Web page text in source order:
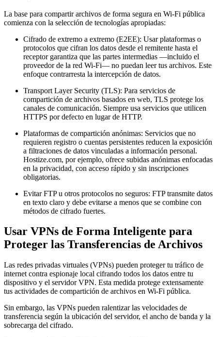
La base para compartir archivos de forma segura en Wi-Fi pública
comienza con la selección de tecnologías apropiadas:
Cifrado de extremo a extremo (E2EE): Usar plataformas o
protocolos que cifran los datos desde el remitente hasta el
receptor garantiza que las partes intermedias —incluido el
proveedor de la red Wi-Fi— no puedan leer tus archivos. Este
enfoque contrarresta la intercepción de datos.
Transport Layer Security (TLS): Para servicios de
compartición de archivos basados en web, TLS protege los
canales de comunicación. Siempre usa servicios que utilicen
HTTPS por defecto en lugar de HTTP.
Plataformas de compartición anónimas: Servicios que no
requieren registro o cuentas persistentes reducen la exposición
a filtraciones de datos vinculadas a información personal.
Hostize.com, por ejemplo, ofrece subidas anónimas enfocadas
en la privacidad, con acceso rápido y sin inscripciones
obligatorias.
Evitar FTP u otros protocolos no seguros: FTP transmite datos
en texto claro y debe evitarse a menos que se combine con
métodos de cifrado fuertes.
Usar VPNs de Forma Inteligente para
Proteger las Transferencias de Archivos
Las redes privadas virtuales (VPNs) pueden proteger tu tráfico de
internet contra espionaje local cifrando todos los datos entre tu
dispositivo y el servidor VPN. Esta medida protege extensamente
tus actividades de compartición de archivos en Wi-Fi pública.
Sin embargo, las VPNs pueden ralentizar las velocidades de
transferencia según la ubicación del servidor, el ancho de banda y la
sobrecarga del cifrado.